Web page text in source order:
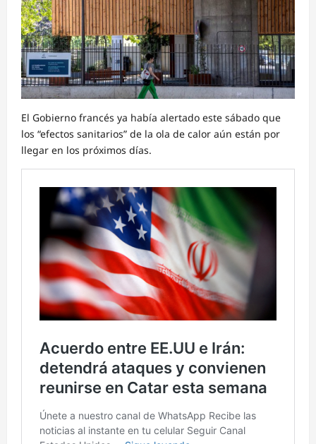
El Gobierno francés ya había alertado este sábado que
los “efectos sanitarios” de la ola de calor aún están por
llegar en los próximos días.